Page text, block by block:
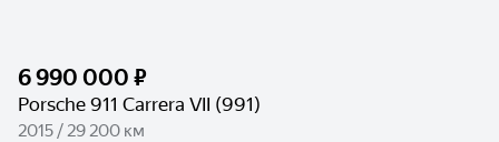
6 990 000 ₽
Porsche 911 Carrera VII (991)
2015 / 29 200 км